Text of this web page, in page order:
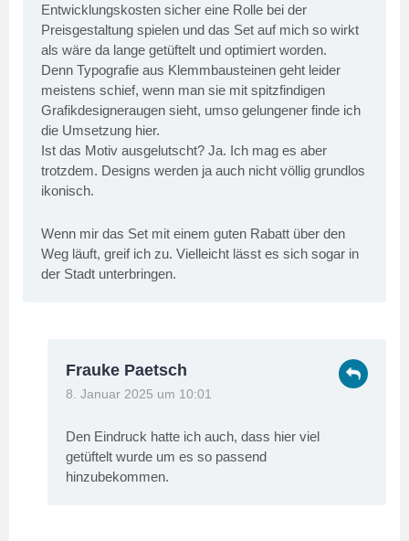
Entwicklungskosten sicher eine Rolle bei der
Preisgestaltung spielen und das Set auf mich so wirkt
als wäre da lange getüftelt und optimiert worden.
Denn Typografie aus Klemmbausteinen geht leider
meistens schief, wenn man sie mit spitzfindigen
Grafikdesigneraugen sieht, umso gelungener finde ich
die Umsetzung hier.
Ist das Motiv ausgelutscht? Ja. Ich mag es aber
trotzdem. Designs werden ja auch nicht völlig grundlos
ikonisch.
Wenn mir das Set mit einem guten Rabatt über den
Weg läuft, greif ich zu. Vielleicht lässt es sich sogar in
der Stadt unterbringen.
Frauke Paetsch
8. Januar 2025 um 10:01
Den Eindruck hatte ich auch, dass hier viel
getüftelt wurde um es so passend
hinzubekommen.